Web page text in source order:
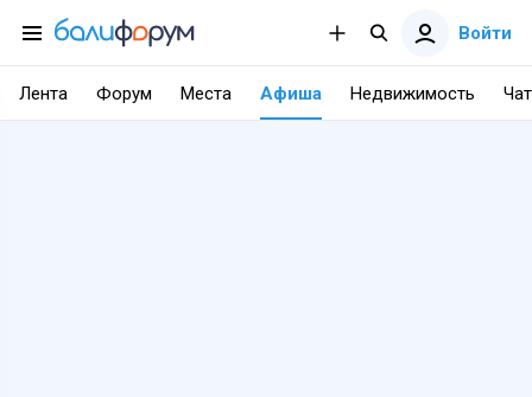
Войти
Лента Форум Места Афиша Недвижимость Чат